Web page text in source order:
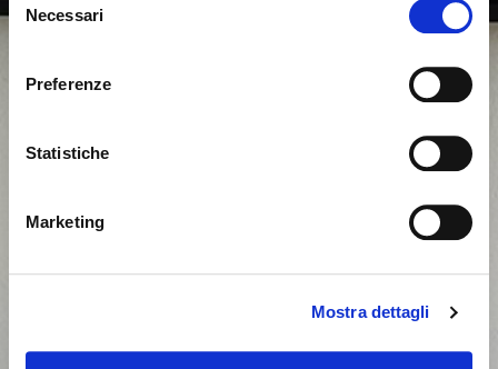
delNecessari
Preferenze
Statistiche
Marketing
Mostra dettagli
International. Would you like to switch to the site in